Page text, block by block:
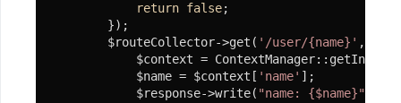
return false;
        });
        $routeCollector->get(
'/user/{name}' ,
$context =
            $name = $context[
'name' ];
            $response->write(
"name: {$name}"